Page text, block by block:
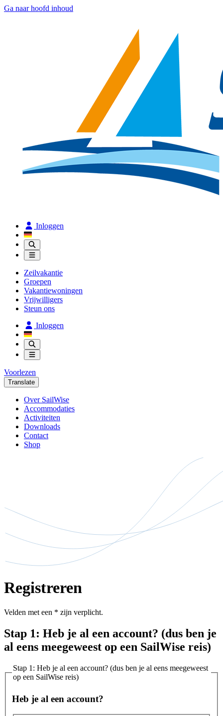
Ga naar hoofd inhoud
Inloggen
Zeilvakantie
Groepen
Vakantiewoningen
Vrijwilligers
Steun ons
Inloggen
Voorlezen
Translate
Over SailWise
Accommodaties
Activiteiten
Downloads
Contact
Shop
Registreren
Velden met een * zijn verplicht.
Stap 1: Heb je al een account? (dus ben je
al eens meegeweest op een SailWise reis)
Stap 1: Heb je al een account? (dus ben je al eens meegeweest
op een SailWise reis)
Heb je al een account?